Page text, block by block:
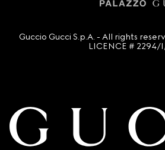
© 2016 - 2025 Guccio Gucci S.p.A. - All rights
LICENCE # 2294/